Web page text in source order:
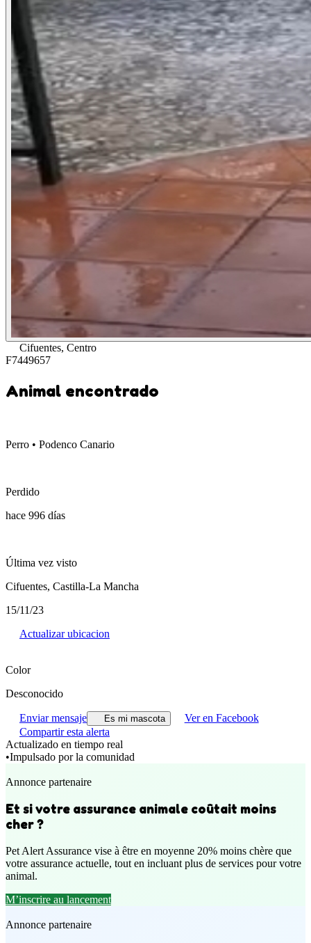
Cifuentes, Centro
F7449657
Animal encontrado
Perro • Podenco Canario
Perdido
hace 996 días
Última vez visto
Cifuentes, Castilla-La Mancha
15/11/23
Actualizar ubicacion
Color
Desconocido
Enviar mensaje Es mi mascota
Ver en Facebook
Compartir esta alerta
Actualizado en tiempo real
•Impulsado por la comunidad
Annonce partenaire
Et si votre assurance animale coûtait moins
cher ?
Pet Alert Assurance vise à être en moyenne 20% moins chère que
votre assurance actuelle, tout en incluant plus de services pour votre
animal.
M’inscrire au lancement
Annonce partenaire